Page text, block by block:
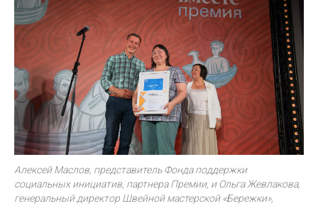
Алексей Маслов, представитель Фонда поддержки
социальных инициатив, партнера Премии, и Ольга Жевлакова,
генеральный директор Швейной мастерской «Бережки»,